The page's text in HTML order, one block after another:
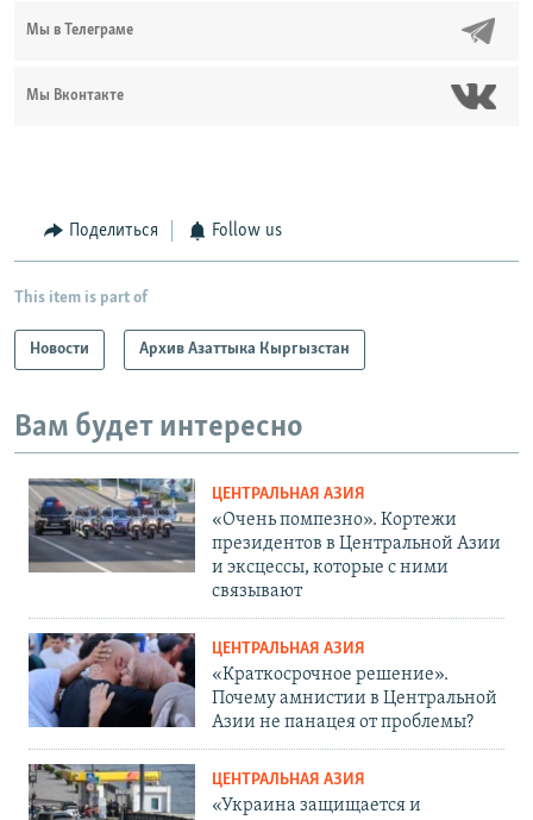
Мы в Телеграме
Мы Вконтакте
Поделиться Follow us
This item is part of
Новости Архив Азаттыка Кыргызстан
Вам будет интересно
ЦЕНТРАЛЬНАЯ АЗИЯ
«Очень помпезно». Кортежи
президентов в Центральной Азии
и эксцессы, которые с ними
связывают
ЦЕНТРАЛЬНАЯ АЗИЯ
«Краткосрочное решение».
Почему амнистии в Центральной
Азии не панацея от проблемы?
ЦЕНТРАЛЬНАЯ АЗИЯ
«Украина защищается и